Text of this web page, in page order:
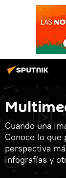
Cuando una
Conoce lo que
perspectiva
infografías y